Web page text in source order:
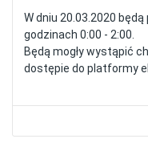
W dniu 20.03.2020
godzinach 0:00 - 2:00.
Będą mogły wystąpić
dostępie do platformy